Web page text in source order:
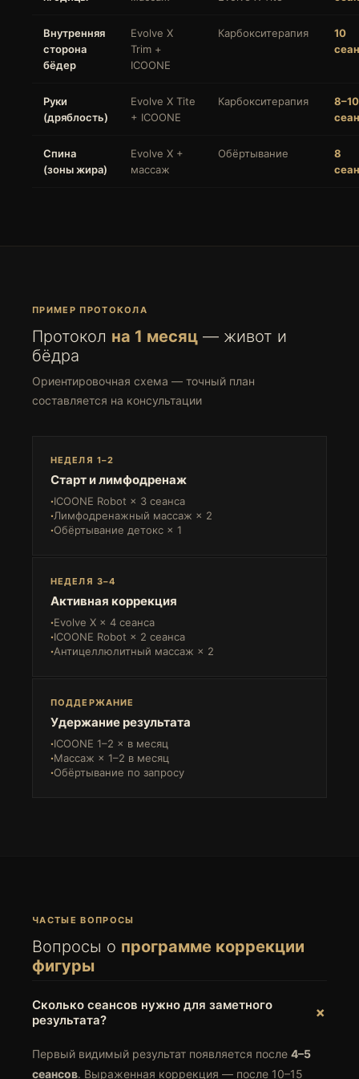
Внутренняя
сторона
бёдер
Evolve X
Trim +
ICOONE
Карбокситерапия
10
Руки
(дряблость)
Evolve X Tite
+ ICOONE
Карбокситерапия
8–10
Спина
(зоны жира)
Evolve X +
массаж
Обёртывание
8
ПРИМЕР ПРОТОКОЛА
Протокол на 1 месяц — живот и
бёдра
Ориентировочная схема — точный план
составляется на консультации
НЕДЕЛЯ 1–2
Старт и лимфодренаж
ICOONE Robot × 3 сеанса
Лимфодренажный массаж × 2
Обёртывание детокс × 1
НЕДЕЛЯ 3–4
Активная коррекция
Evolve X × 4 сеанса
ICOONE Robot × 2 сеанса
Антицеллюлитный массаж × 2
ПОДДЕРЖАНИЕ
Удержание результата
ICOONE 1–2 × в месяц
Массаж × 1–2 в месяц
Обёртывание по запросу
ЧАСТЫЕ ВОПРОСЫ
Вопросы о программе коррекции
фигуры
Сколько сеансов нужно для заметного
результата?
Первый видимый результат появляется после 4–5
сеансов. Выраженная коррекция — после 10–15